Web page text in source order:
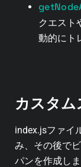
クエスト
動的にト
カスタム
index.jsファイ
み、その後で
パンを作成しま